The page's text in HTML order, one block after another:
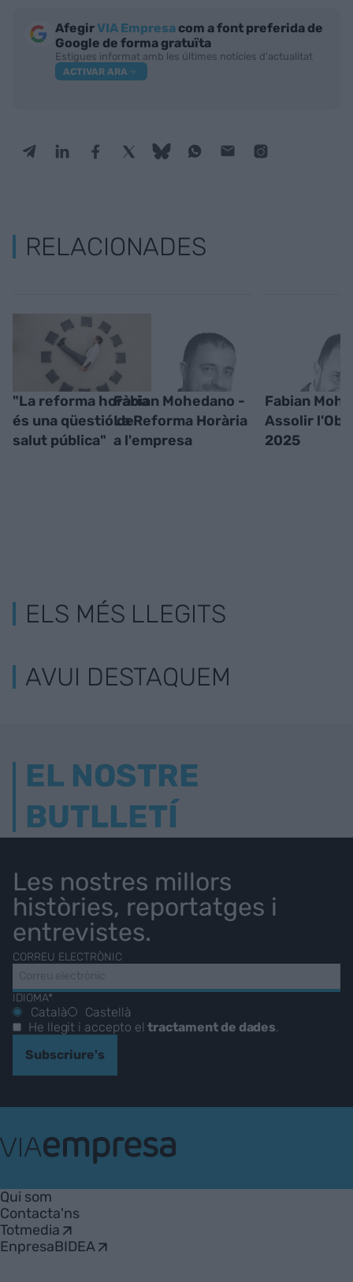
AfegirVIA Empresa com a font preferida de
Google de forma gratuïta
Estigues informat amb les últimes notícies d'actualitat
ACTIVAR ARA
RELACIONADES
"La reforma horària
és una qüestió de
salut pública"
Fabian Mohedano -
La Reforma Horària
a l'empresa
Fabian
Assolir
2025
ELS MÉS LLEGITS
AVUI DESTAQUEM
EL NOSTRE
BUTLLETÍ
Les nostres millors
històries, reportatges i
entrevistes.
CORREU ELECTRÒNIC
IDIOMA*
Català
Castellà
He llegit i accepto eltractament de dades.
Subscriure's
Empresa
Qui som
Contacta'ns
Totmedia
EnpresaBIDEA